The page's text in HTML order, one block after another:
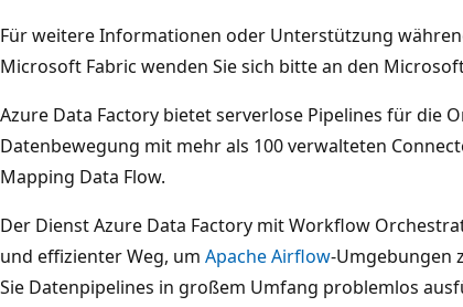
Für weitere Informationen oder Unterstützung
Microsoft Fabric wenden Sie sich bitte an den
Azure Data Factory bietet serverlose Pipelines für die
Datenbewegung mit mehr als 100 verwalteten
Mapping Data Flow.
Der Dienst Azure Data Factory mit Workflow
und effizienter Weg, um Apache Airflow-Umgebungen
Sie Datenpipelines in großem Umfang problemlos